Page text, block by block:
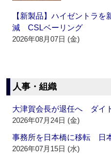
【新製品】ハイゼントラを
減 CSLベーリング
2026年08月07日 (金)
人事・組織
大津賀会長が退任へ ダイ
2026年07月24日 (金)
事務所を日本橋に移転 日
2026年07月15日 (水)